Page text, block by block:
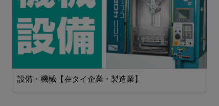
設備・機械【在タイ企業・製造業】